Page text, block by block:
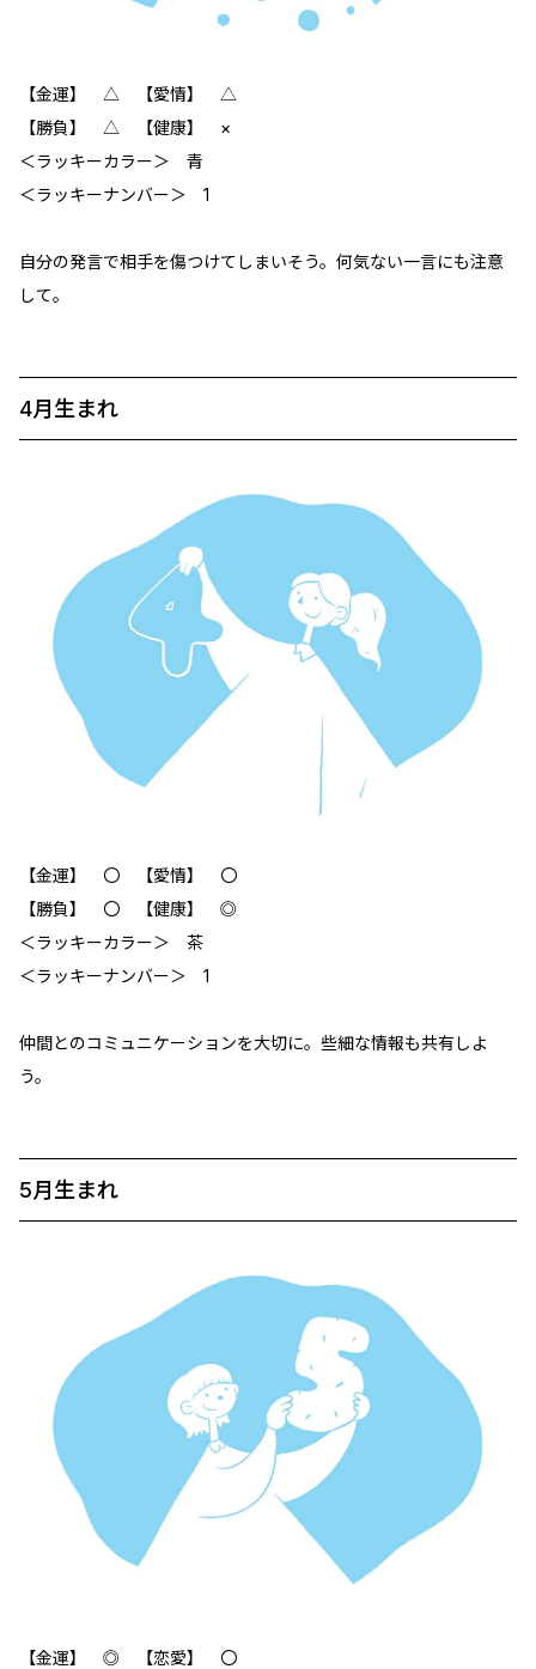
【金運】 △ 【愛情】 △
【勝負】 △ 【健康】 ×
＜ラッキーカラー＞ 青
＜ラッキーナンバー＞ 1
自分の発言で相手を傷つけてしまいそう。何気ない一言にも注意
して。
4月生まれ
【金運】 〇 【愛情】 〇
【勝負】 〇 【健康】 ◎
＜ラッキーカラー＞ 茶
＜ラッキーナンバー＞ 1
仲間とのコミュニケーションを大切に。些細な情報も共有しよ
う。
5月生まれ
【金運】 ◎ 【恋愛】 〇